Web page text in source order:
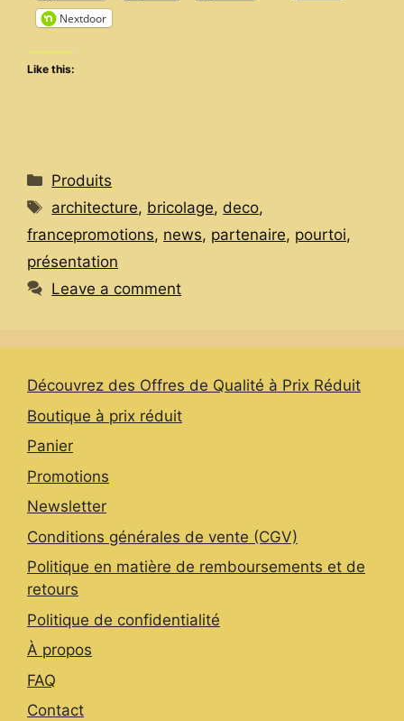
Nextdoor
Like this:
Categories
Produits
Tags
architecture, bricolage, deco,
francepromotions, news, partenaire, pourtoi,
présentation
Leave a comment
Découvrez des Offres de Qualité à Prix Réduit
Boutique à prix réduit
Panier
Promotions
Newsletter
Conditions générales de vente (CGV)
Politique en matière de remboursements et de
retours
Politique de confidentialité
À propos
FAQ
Contact